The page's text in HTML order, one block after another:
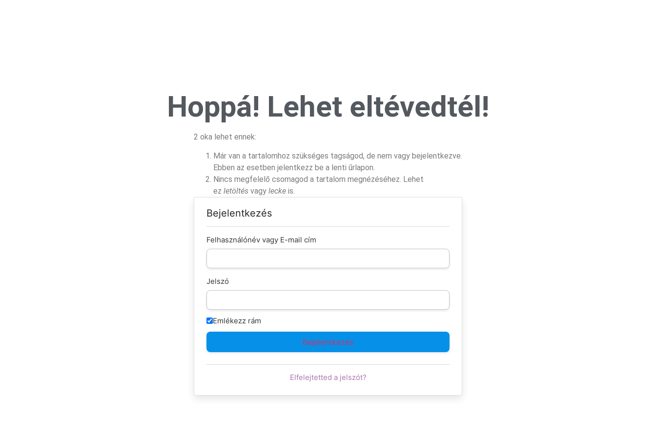
Hoppá! Lehet eltévedtél!
2 oka lehet ennek:
Már van a tartalomhoz szükséges tagságod, de nem vagy bejelentkezve.
Ebben az esetben jelentkezz be a lenti űrlapon.
Nincs megfelelő csomagod a tartalom megnézéséhez. Lehet
ez letöltés vagy lecke is.
Bejelentkezés
Felhasználónév vagy E-mail cím
Jelszó
Emlékezz rám
Elfelejtetted a jelszót?